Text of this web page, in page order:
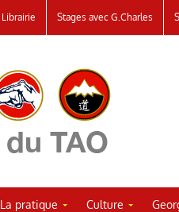
Librairie Stages avec G.Charles
La pratique Culture